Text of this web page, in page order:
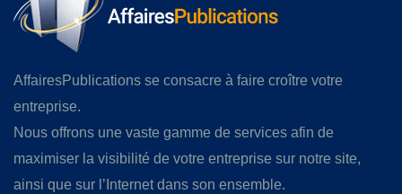
AffairesPublications se consacre à faire croître votre
entreprise.
Nous offrons une vaste gamme de services afin de
maximiser la visibilité de votre entreprise sur notre site,
ainsi que sur l’Internet dans son ensemble.